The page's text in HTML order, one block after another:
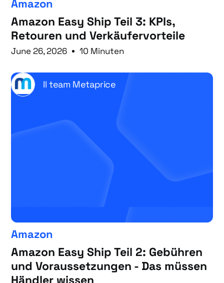
Amazon
Amazon Easy Ship Teil 3: KPIs,
Retouren und Verkäufervorteile
June 26, 2026 10 Minuten
Il team Metaprice
Amazon
Amazon Easy Ship Teil 2: Gebühren
und Voraussetzungen - Das müssen
Händler wissen